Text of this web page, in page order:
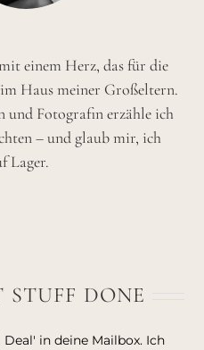
einem Herz, das für die
Haus meiner Großeltern.
Fotografin erzähle ich
– und glaub mir, ich
Lager.
DONE
in deine Mailbox. Ich